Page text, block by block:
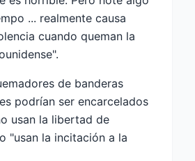
... realmente causa
cuando queman la
de banderas
podrían ser encarcelados
usan la libertad de
"usan la incitación a la